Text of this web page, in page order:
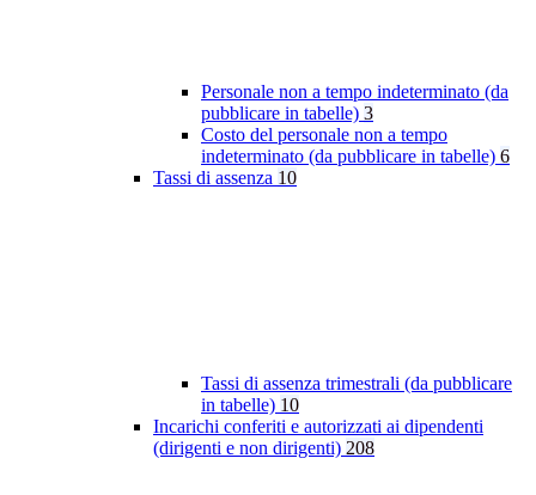
Personale non a tempo indeterminato (da
pubblicare in tabelle) 3
Costo del personale non a tempo
indeterminato (da pubblicare in tabelle) 6
Tassi di assenza 10
Tassi di assenza trimestrali (da pubblicare
in tabelle) 10
Incarichi conferiti e autorizzati ai dipendenti
(dirigenti e non dirigenti) 208